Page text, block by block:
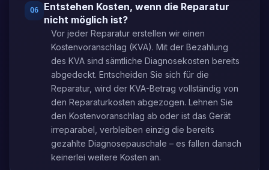
Q6
Entstehen Kosten, wenn die Reparatur
nicht möglich ist?
Vor jeder Reparatur erstellen wir einen
Kostenvoranschlag (KVA). Mit der Bezahlung
des KVA sind sämtliche Diagnosekosten bereits
abgedeckt. Entscheiden Sie sich für die
Reparatur, wird der KVA-Betrag vollständig von
den Reparaturkosten abgezogen. Lehnen Sie
den Kostenvoranschlag ab oder ist das Gerät
irreparabel, verbleiben einzig die bereits
gezahlte Diagnosepauschale – es fallen danach
keinerlei weitere Kosten an.